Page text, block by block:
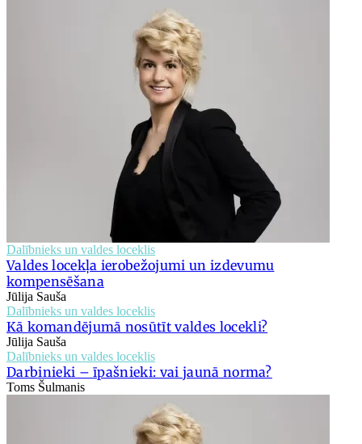
Dalībnieks un valdes loceklis
Valdes locekļa ierobežojumi un izdevumu
kompensēšana
Jūlija Sauša
Dalībnieks un valdes loceklis
Kā komandējumā nosūtīt valdes locekli?
Jūlija Sauša
Dalībnieks un valdes loceklis
Darbinieki – īpašnieki: vai jaunā norma?
Toms Šulmanis